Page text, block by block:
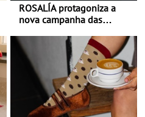
ROSALÍA protagoniza a
nova campanha das
Balance